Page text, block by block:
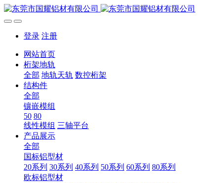
登录 注册
网站首页
桁架地轨
全部 地轨天轨 数控桁架
结构件
全部
镶嵌模组
50 80
线性模组 三轴平台
产品展示
全部
国标铝型材
20系列 30系列 40系列 50系列 60系列 80系列
欧标铝型材